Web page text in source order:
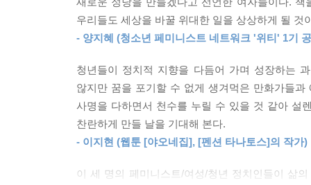
마다하지 않고 있는 동료 여러분! 고맙습니다!! 앞
설레는 맘으로 세 여자 이야기를 세상에 내놓습니
그래요. 우리 맘이 그랬다고요.
2020년 새해를 하루 앞두고
신민주, 신지혜, 용혜인
우리들도 세상을 바꿀 위대한 일을 상상하게 될 것
- 양지혜 (청소년 페미니스트 네트워크 '위티' 1기
청년들이 정치적 지향을 다듬어 가며 성장하는
않지만 꿈을 포기할 수 없게 생겨먹은 만화가들
사명을 다하면서 천수를 누릴 수 있을 것 같아 설
찬란하게 만들 날을 기대해 본다.
- 이지현 (웹툰 [야오네집], [펜션 타나토스]의 작가)
이 세 명의 페미니스트/여성/청년 정치인들이 삶